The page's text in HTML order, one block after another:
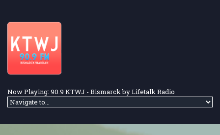
Now Playing: 90.9 KTWJ - Bismarck by Lifetalk Radio